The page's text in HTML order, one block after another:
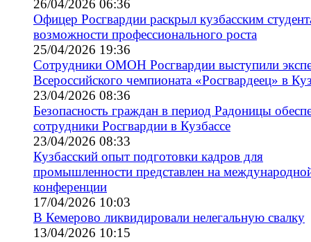
26/04/2026 06:36
Офицер Росгвардии раскрыл кузбасским
возможности профессионального роста
25/04/2026 19:36
Сотрудники ОМОН Росгвардии выступили
Всероссийского чемпионата «Росгвардеец» в
23/04/2026 08:36
Безопасность граждан в период Радоницы
сотрудники Росгвардии в Кузбассе
23/04/2026 08:33
Кузбасский опыт подготовки кадров для
промышленности представлен на
конференции
17/04/2026 10:03
В Кемерово ликвидировали нелегальную свалку
13/04/2026 10:15